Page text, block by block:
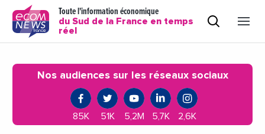
Toute l'information économique
du Sud de la France en temps
réel
Nos audiences sur les réseaux sociaux
85K 51K 5,2M 5,7K 2,6K